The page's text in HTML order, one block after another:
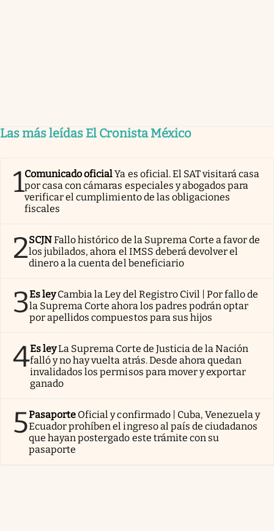
Las más leídas El Cronista México
1Comunicado oficialYa es oficial. El SAT visitará casa
por casa con cámaras especiales y abogados para
verificar el cumplimiento de las obligaciones
fiscales
2SCJNFallo histórico de la Suprema Corte a favor de
los jubilados, ahora el IMSS deberá devolver el
dinero a la cuenta del beneficiario
3Es ley Cambia la Ley del Registro Civil | Por fallo de
la Suprema Corte ahora los padres podrán optar
por apellidos compuestos para sus hijos
4Es leyLa Suprema Corte de Justicia de la Nación
falló y no hay vuelta atrás. Desde ahora quedan
invalidados los permisos para mover y exportar
ganado
5Pasaporte Oficial y confirmado | Cuba, Venezuela y
Ecuador prohíben el ingreso al país de ciudadanos
que hayan postergado este trámite con su
pasaporte